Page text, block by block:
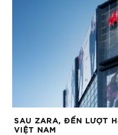
SAU ZARA, ĐẾN LƯỢT
VIỆT NAM